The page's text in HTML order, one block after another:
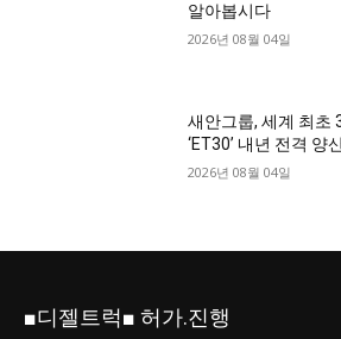
알아봅시다
2026년 08월 04일
새안그룹, 세계 최초
‘ET30’ 내년 전격 양
2026년 08월 04일
■디젤트럭■ 허가.진행